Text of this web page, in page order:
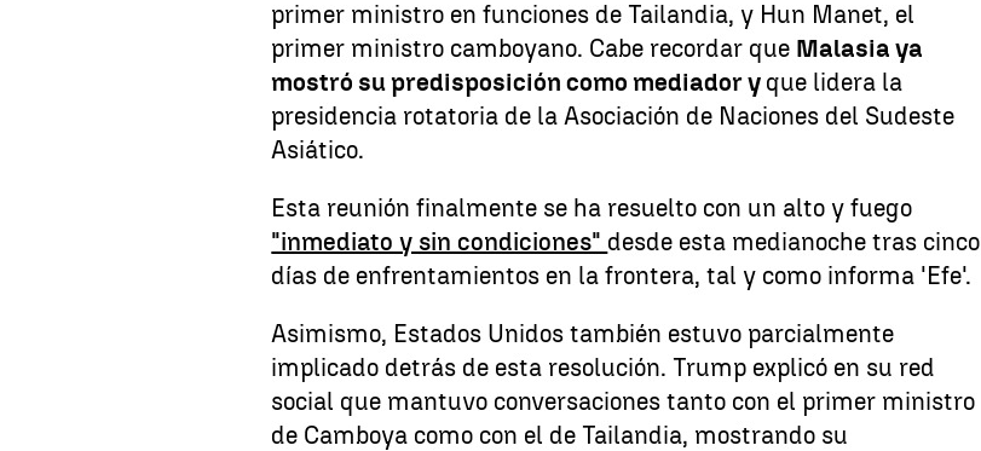
primer ministro en funciones de Tailandia, y Hun Manet, el
primer ministro camboyano. Cabe recordar que Malasia ya
mostró su predisposición como mediador y que lidera la
presidencia rotatoria de la Asociación de Naciones del Sudeste
Asiático.
Esta reunión finalmente se ha resuelto con un alto y fuego
"inmediato y sin condiciones" desde esta medianoche tras cinco
días de enfrentamientos en la frontera, tal y como informa 'Efe'.
Asimismo, Estados Unidos también estuvo parcialmente
implicado detrás de esta resolución. Trump explicó en su red
social que mantuvo conversaciones tanto con el primer ministro
de Camboya como con el de Tailandia, mostrando su